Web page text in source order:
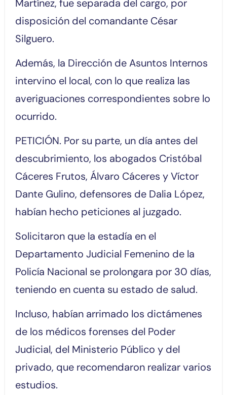
Martínez, fue separada del cargo, por
disposición del comandante César
Silguero.
Además, la Dirección de Asuntos Internos
intervino el local, con lo que realiza las
averiguaciones correspondientes sobre lo
ocurrido.
PETICIÓN. Por su parte, un día antes del
descubrimiento, los abogados Cristóbal
Cáceres Frutos, Álvaro Cáceres y Víctor
Dante Gulino, defensores de Dalia López,
habían hecho peticiones al juzgado.
Solicitaron que la estadía en el
Departamento Judicial Femenino de la
Policía Nacional se prolongara por 30 días,
teniendo en cuenta su estado de salud.
Incluso, habían arrimado los dictámenes
de los médicos forenses del Poder
Judicial, del Ministerio Público y del
privado, que recomendaron realizar varios
estudios.